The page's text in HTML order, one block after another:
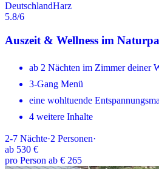
DeutschlandHarz
5.8/6
Auszeit & Wellness im
ab 2 Nächten im Zimmer deiner
3-Gang Menü
eine wohltuende
4 weitere Inhalte
2-7 Nächte·2 Personen·
ab 530 €
pro Person ab € 265